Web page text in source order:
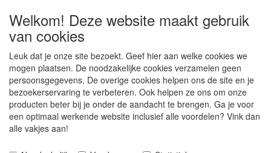
Algemene voorwaarden
Over ons.
Privacyverklaring
Welkom! Deze website maakt gebruik
van cookies
Leuk dat je onze site bezoekt. Geef hier aan welke cookies we
mogen plaatsen. De noodzakelijke cookies verzamelen geen
persoonsgegevens. De overige cookies helpen ons de site en je
bezoekerservaring te verbeteren. Ook helpen ze ons om onze
producten beter bij je onder de aandacht te brengen. Ga je voor
een optimaal werkende website inclusief alle voordelen? Vink dan
alle vakjes aan!